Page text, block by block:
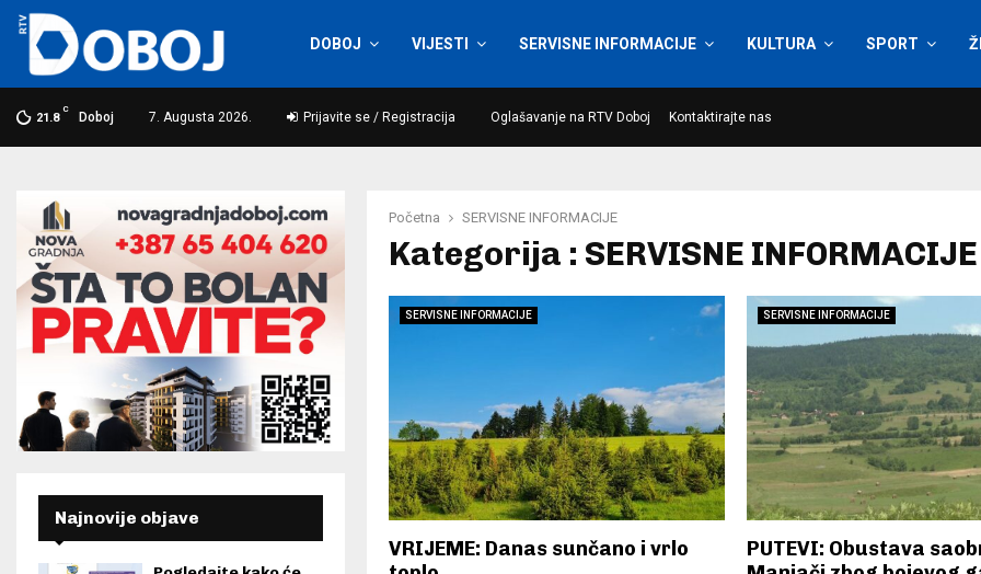
DOBOJ VIJESTI SERVISNE INFORMACIJE KULTURA SPORT
21.8
C
Doboj 7. Augusta 2026. Prijavite se / Registracija Oglašavanje na RTV Doboj Kontaktirajte nas
Početna SERVISNE INFORMACIJE
Kategorija : SERVISNE INFORMACIJE
SERVISNE INFORMACIJE
VRIJEME: Danas sunčano i vrlo
SERVISNE INFORMACIJE
PUTEVI: Obustava
Najnovije objave